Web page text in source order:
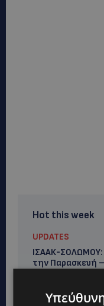
Hot this week
UPDATES
ΙΣΑΑΚ-ΣΟΛΩΜΟΥ:
την Παρασκευή